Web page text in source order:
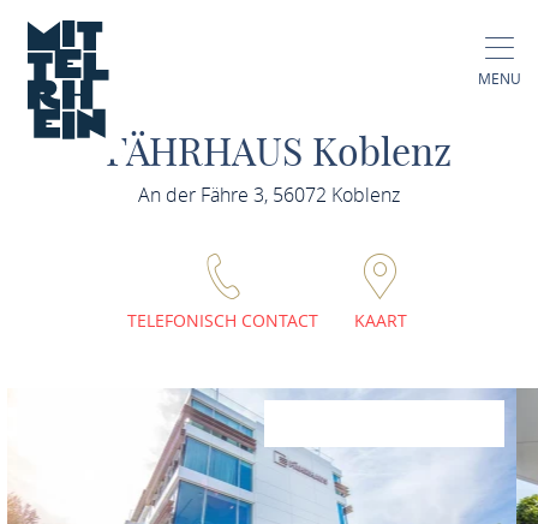
MENU
FÄHRHAUS Koblenz
An der Fähre 3, 56072 Koblenz
TELEFONISCH CONTACT KAART